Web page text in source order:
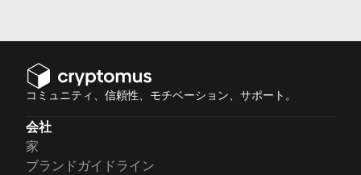
コミュニティ、信頼性、モチベーション、サポート。
会社
家
ブランドガイドライン